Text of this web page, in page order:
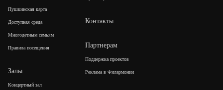
Пушкинская карта
Доступная среда
Многодетным семьям
Правила посещения
Залы
Концертный зал
Контакты
Партнерам
Поддержка проектов
Реклама в Филармонии